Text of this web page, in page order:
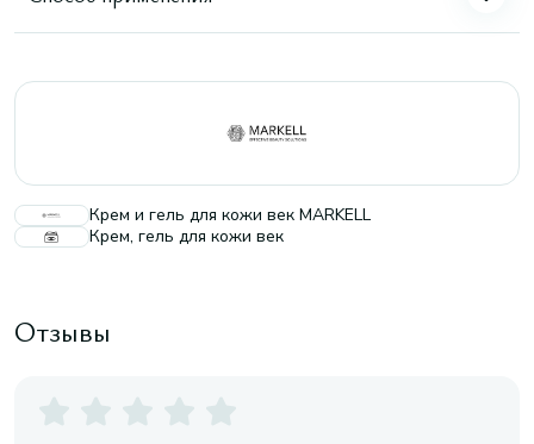
Крем и гель для кожи век MARKELL
Крем, гель для кожи век
Отзывы